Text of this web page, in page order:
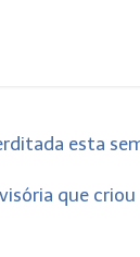
esta
que